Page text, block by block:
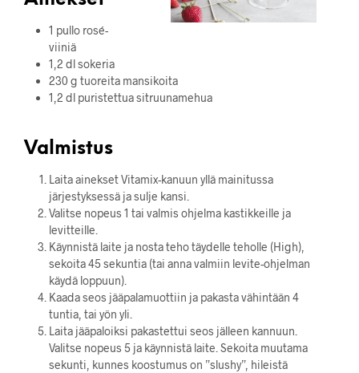
1 pullo rosé-
viiniä
1,2 dl sokeria
230 g tuoreita mansikoita
1,2 dl puristettua sitruunamehua
Valmistus
Laita ainekset Vitamix-kanuun yllä mainitussa
järjestyksessä ja sulje kansi.
Valitse nopeus 1 tai valmis ohjelma kastikkeille ja
levitteille.
Käynnistä laite ja nosta teho täydelle teholle (High),
sekoita 45 sekuntia (tai anna valmiin levite-ohjelman
käydä loppuun).
Kaada seos jääpalamuottiin ja pakasta vähintään 4
tuntia, tai yön yli.
Laita jääpaloiksi pakastettui seos jälleen kannuun.
Valitse nopeus 5 ja käynnistä laite. Sekoita muutama
sekunti, kunnes koostumus on ”slushy”, hileistä